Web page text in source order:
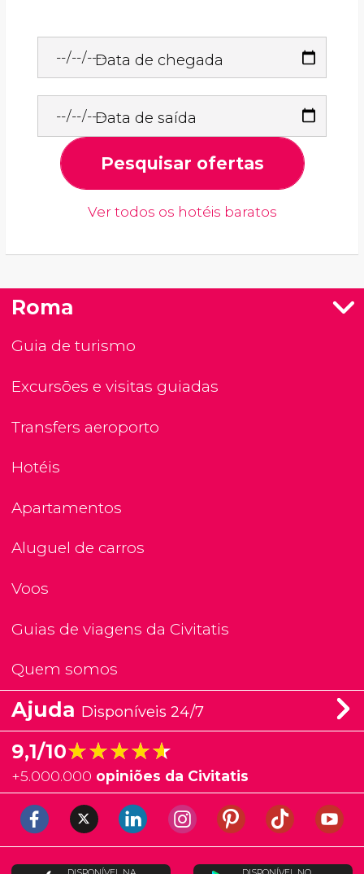
Data de chegada
Data de saída
Pesquisar ofertas
Ver todos os hotéis baratos
Roma
Guia de turismo
Excursões e visitas guiadas
Transfers aeroporto
Hotéis
Apartamentos
Aluguel de carros
Voos
Guias de viagens da Civitatis
Quem somos
Ajuda Disponíveis 24/7
9,1/10★★★★★
★★★★★
+5.000.000 opiniões da Civitatis